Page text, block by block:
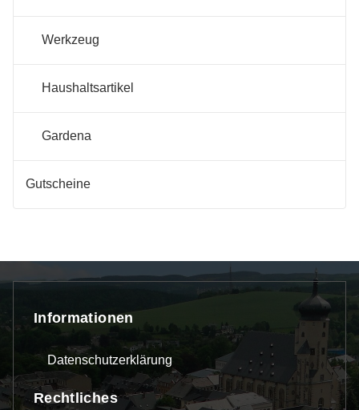
Werkzeug
Haushaltsartikel
Gardena
Gutscheine
Informationen
Datenschutzerklärung
Rechtliches